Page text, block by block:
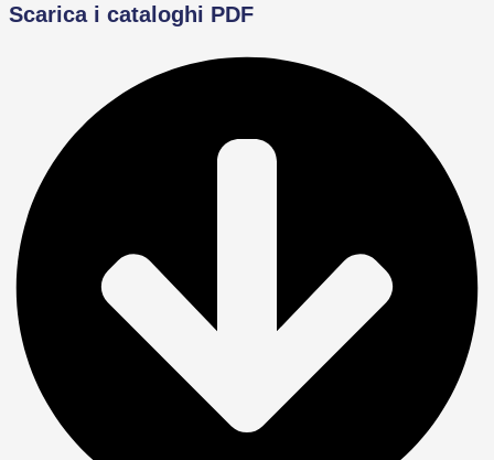
Scarica i cataloghi PDF